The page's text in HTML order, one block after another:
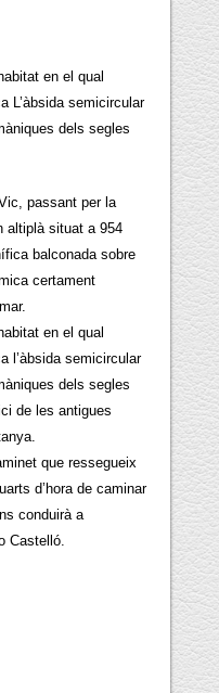
en el qual
L’àbsida semicircular
dels segles
passant per la
altiplà situat a 954
balconada sobre
certament
en el qual
l’àbsida semicircular
dels segles
de les antigues
que ressegueix
d’hora de caminar
conduirà a
Castelló.